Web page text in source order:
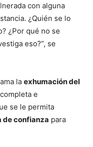
con alguna
¿Quién se lo
¿Por qué no se
eso?”, se
la exhumación del
e
se le permita
de confianza para